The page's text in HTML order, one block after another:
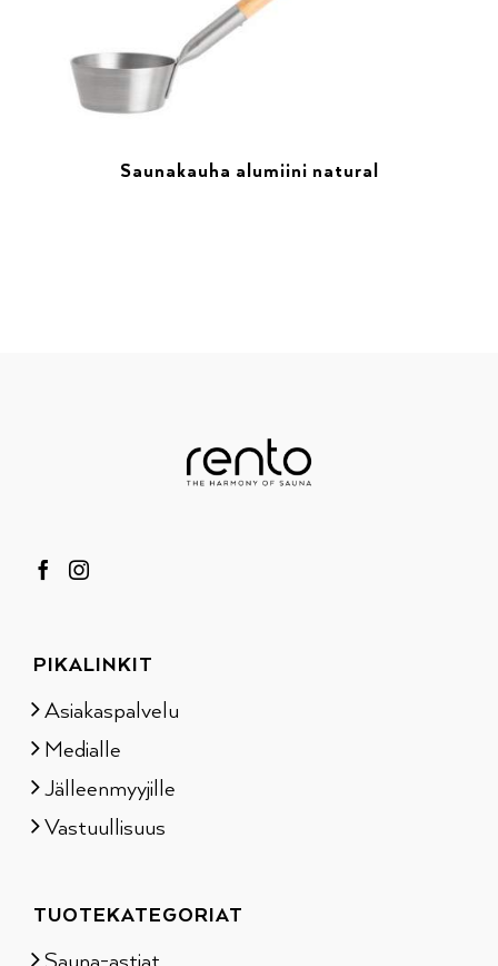
Saunakauha alumiini natural
PIKALINKIT
Asiakaspalvelu
Medialle
Jälleenmyyjille
Vastuullisuus
TUOTEKATEGORIAT
Sauna-astiat